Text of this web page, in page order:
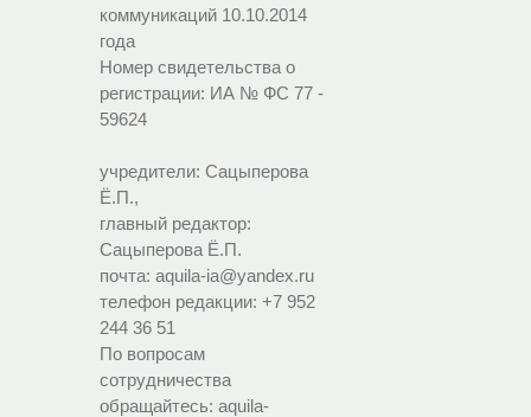
коммуникаций 10.10.2014
года
Номер свидетельства о
регистрации: ИА № ФС 77 -
59624
учредители: Сацыперова
Ё.П.,
главный редактор:
Сацыперова Ё.П.
почта: aquila-ia@yandex.ru
телефон редакции: +7 952
244 36 51
По вопросам
сотрудничества
обращайтесь: aquila-